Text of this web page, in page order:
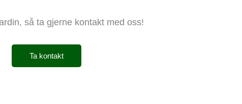
så ta gjerne kontakt med oss!
Ta kontakt